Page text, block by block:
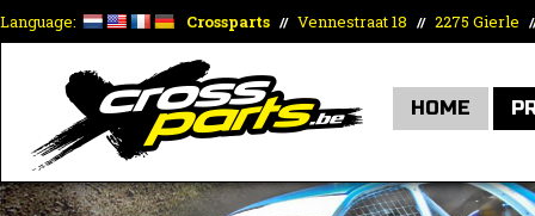
Language: Crossparts // Vennestraat 18 // 2275 Gierle
HOME